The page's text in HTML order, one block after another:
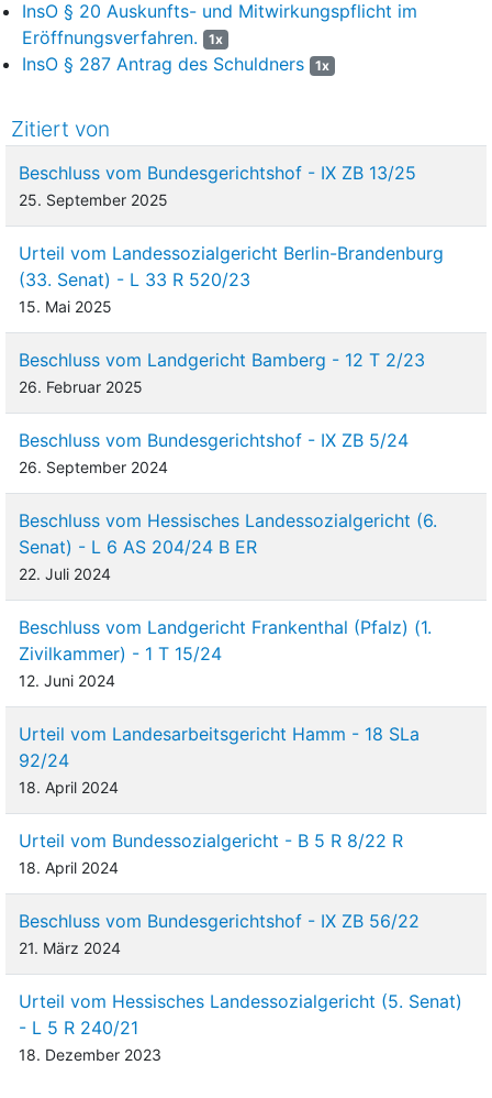
InsO § 20 Auskunfts- und Mitwirkungspflicht im
Eröffnungsverfahren.
1x
InsO § 287 Antrag des Schuldners 1x
Zitiert von
Beschluss vom Bundesgerichtshof - IX ZB 13/25
25. September 2025
Urteil vom Landessozialgericht Berlin-Brandenburg
(33. Senat) - L 33 R 520/23
15. Mai 2025
Beschluss vom Landgericht Bamberg - 12 T 2/23
26. Februar 2025
Beschluss vom Bundesgerichtshof - IX ZB 5/24
26. September 2024
Beschluss vom Hessisches Landessozialgericht (6.
Senat) - L 6 AS 204/24 B ER
22. Juli 2024
Beschluss vom Landgericht Frankenthal (Pfalz) (1.
Zivilkammer) - 1 T 15/24
12. Juni 2024
Urteil vom Landesarbeitsgericht Hamm - 18 SLa
92/24
18. April 2024
Urteil vom Bundessozialgericht - B 5 R 8/22 R
18. April 2024
Beschluss vom Bundesgerichtshof - IX ZB 56/22
21. März 2024
Urteil vom Hessisches Landessozialgericht (5. Senat)
- L 5 R 240/21
18. Dezember 2023